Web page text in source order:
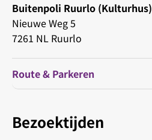
Buitenpoli Ruurlo (Kulturhus)
Nieuwe Weg 5
7261 NL Ruurlo
Route & Parkeren
Bezoektijden